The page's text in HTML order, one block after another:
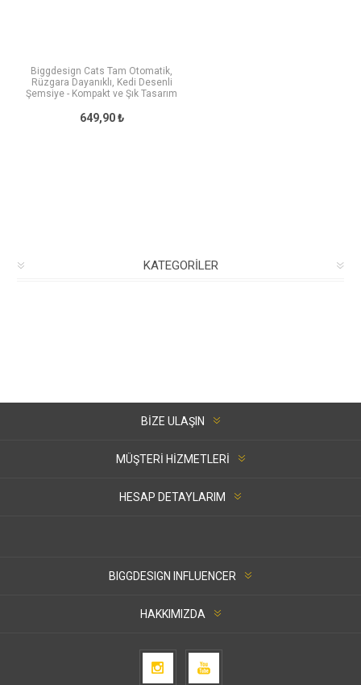
Biggdesign Cats Tam Otomatik,
Rüzgara Dayanıklı, Kedi Desenli
Şemsiye - Kompakt ve Şık Tasarım
649,90 ₺
KATEGORILER
BIZE ULAŞIN
MÜŞTERI HIZMETLERI
HESAP DETAYLARIM
BIGGDESIGN INFLUENCER
HAKKIMIZDA